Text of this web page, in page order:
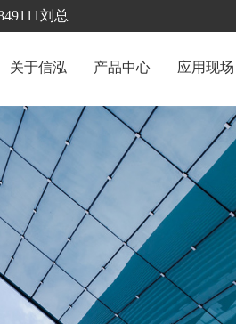
刘总
关于信泓 产品中心 应用现场